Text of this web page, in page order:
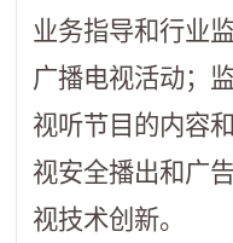
业务指导和行业
广播电视活动；
视听节目的内容
视安全播出和广
视技术创新。